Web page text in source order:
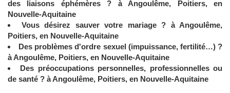
des liaisons éphémères ? à Angoulême, Poitiers, en
Nouvelle-Aquitaine
Vous désirez sauver votre mariage ? à Angoulême,
Poitiers, en Nouvelle-Aquitaine
Des problèmes d'ordre sexuel (impuissance, fertilité…) ?
à Angoulême, Poitiers, en Nouvelle-Aquitaine
Des préoccupations personnelles, professionnelles ou
de santé ? à Angoulême, Poitiers, en Nouvelle-Aquitaine